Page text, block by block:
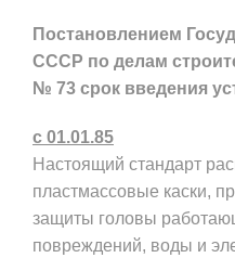
Постановлением
СССР по делам
№ 73 срок введения
с 01.01.85
Настоящий стандарт
пластмассовые каски,
защиты головы
повреждений, воды и